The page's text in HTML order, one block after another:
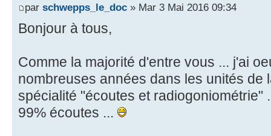
par schwepps_le_doc » Mar 3 Mai 2016 09:34
Bonjour à tous,
Comme la majorité d'entre vous ... j'ai
nombreuses années dans les unités de
spécialité "écoutes et radiogoniométrie"
99% écoutes ...